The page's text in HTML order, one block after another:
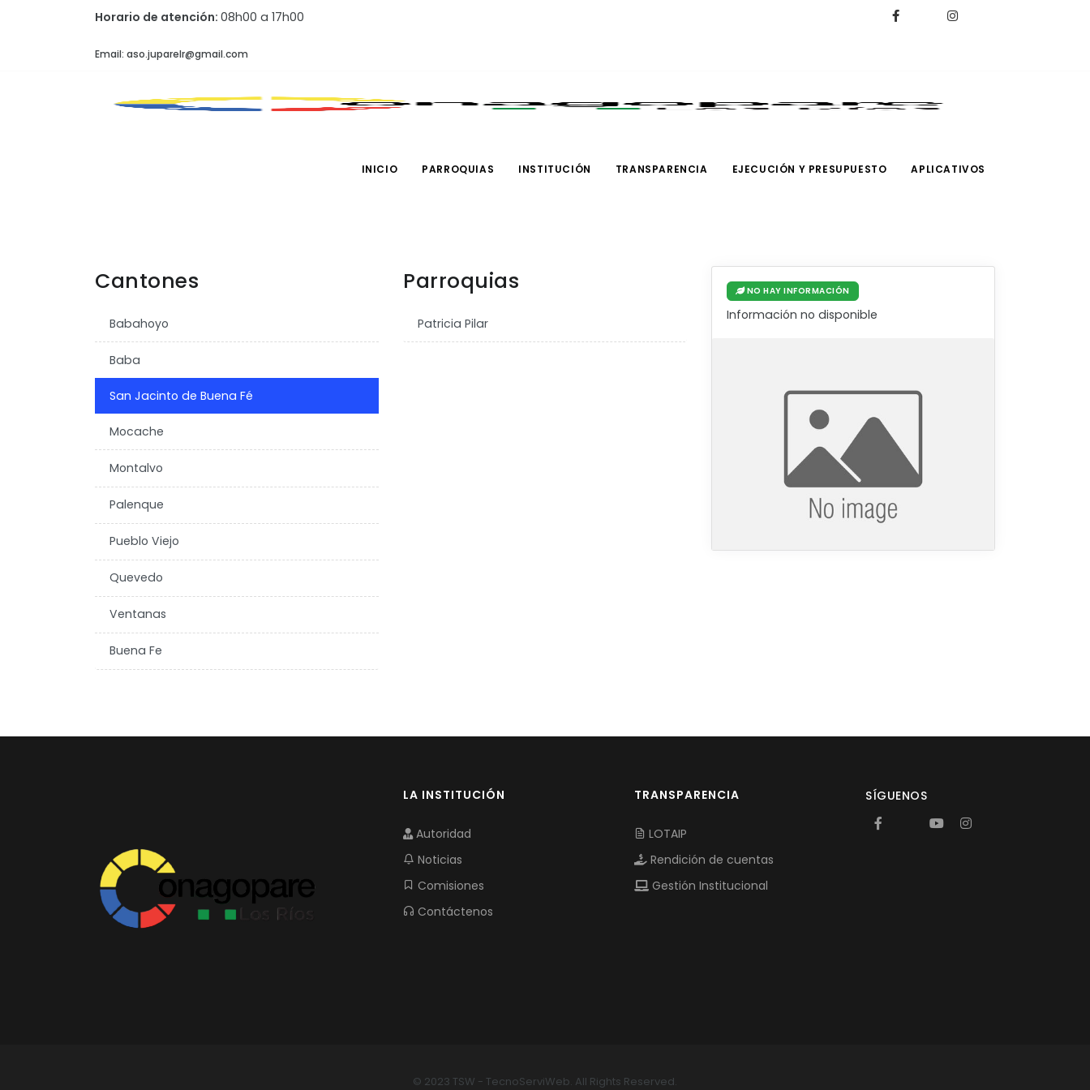
Horario de atención: 08h00 a 17h00
Email: aso.juparelr@gmail.com
INICIO PARROQUIAS INSTITUCIÓN TRANSPARENCIA EJECUCIÓN Y PRESUPUESTO APLICATIVOS
Cantones
Babahoyo
Baba
San Jacinto de Buena Fé
Mocache
Montalvo
Palenque
Pueblo Viejo
Quevedo
Ventanas
Buena Fe
Parroquias
Patricia Pilar
NO HAY INFORMACIÓN
Información no disponible
LA INSTITUCIÓN
Autoridad
Noticias
Comisiones
Contáctenos
TRANSPARENCIA
LOTAIP
Rendición de cuentas
Gestión Institucional
SÍGUENOS
© 2023 TSW - TecnoServiWeb. All Rights Reserved.